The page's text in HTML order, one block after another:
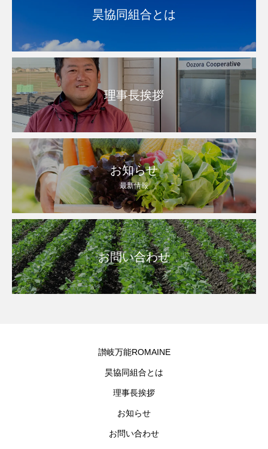
昊協同組合とは
理事長挨拶
お知らせ
最新情報
お問い合わせ
讃岐万能ROMAINE
昊協同組合とは
理事長挨拶
お知らせ
お問い合わせ